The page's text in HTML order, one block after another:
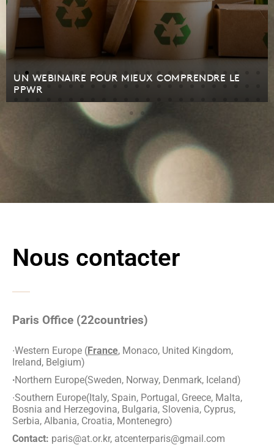
UN WEBINAIRE POUR MIEUX COMPRENDRE LE
PPWR
Nous contacter
Paris Office (22countries)
∙Western Europe (France, Monaco, United Kingdom,
Ireland, Belgium)
∙Northern Europe(Sweden, Norway, Denmark, Iceland)
∙Southern Europe(Italy, Spain, Portugal, Greece, Malta,
Bosnia and Herzegovina, Bulgaria, Slovenia, Cyprus,
Serbia, Albania, Croatia, Montenegro)
Contact: paris@at.or.kr, atcenterparis@gmail.com